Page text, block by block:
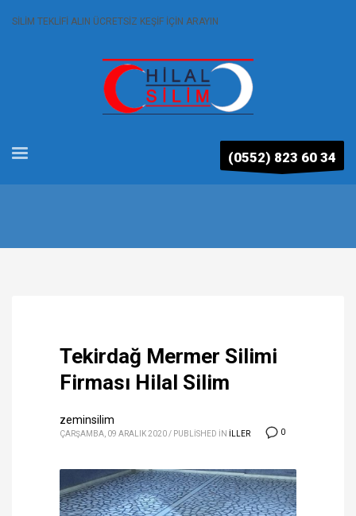
SİLİM TEKLİFİ ALIN ÜCRETSİZ KEŞİF İÇİN ARAYIN
(0552) 823 60 34
Tekirdağ Mermer Silimi
Firması Hilal Silim
0
zeminsilim
ÇARŞAMBA, 09 ARALIK 2020 / PUBLISHED IN ILLER